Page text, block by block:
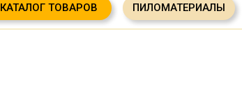
КАТАЛОГ ТОВАРОВ ПИЛОМАТЕРИАЛЫ